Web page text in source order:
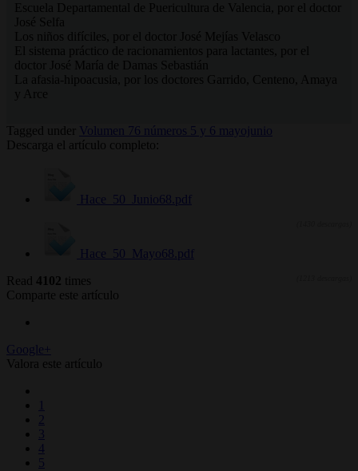
Escuela Departamental de Puericultura de Valencia, por el doctor
José Selfa
Los niños difíciles, por el doctor José Mejías Velasco
El sistema práctico de racionamientos para lactantes, por el
doctor José María de Damas Sebastián
La afasia-hipoacusia, por los doctores Garrido, Centeno, Amaya
y Arce
Tagged under
Volumen 76 números 5 y 6 mayojunio
Descarga el artículo completo:
Hace_50_Junio68.pdf
Hace_50_Mayo68.pdf
Read 4102 times
Comparte este artículo
Google+
Valora este artículo
1
2
3
4
5